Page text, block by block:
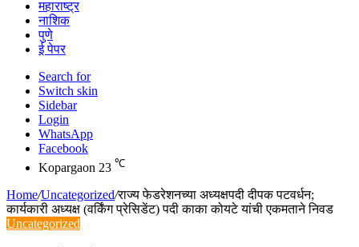
महाराष्ट्र
नाशिक
पुणे
ई पेपर
Search for
Switch skin
Sidebar
Login
WhatsApp
Facebook
Kopargaon 23 ℃
Home/Uncategorized/राज्य फेडरेशनच्या अध्यक्षपदी दीपक पटवर्धन;
कार्यकारी अध्यक्ष (वर्किंग प्रेसिडेंट) पदी काका कोयटे यांची एकमताने निवड
Uncategorized